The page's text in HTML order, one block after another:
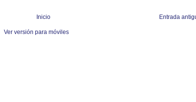
Entrada
Inicio
Ver versión para móviles